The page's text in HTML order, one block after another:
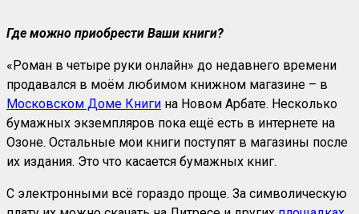
Где можно приобрести Ваши книги?
«Роман в четыре руки онлайн» до недавнего времени
продавался в моём любимом книжном магазине – в
Московском Доме Книги на Новом Арбате. Несколько
бумажных экземпляров пока ещё есть в интернете на
Озоне. Остальные мои книги поступят в магазины после
их издания. Это что касается бумажных книг.
С электронными всё гораздо проще. За символическую